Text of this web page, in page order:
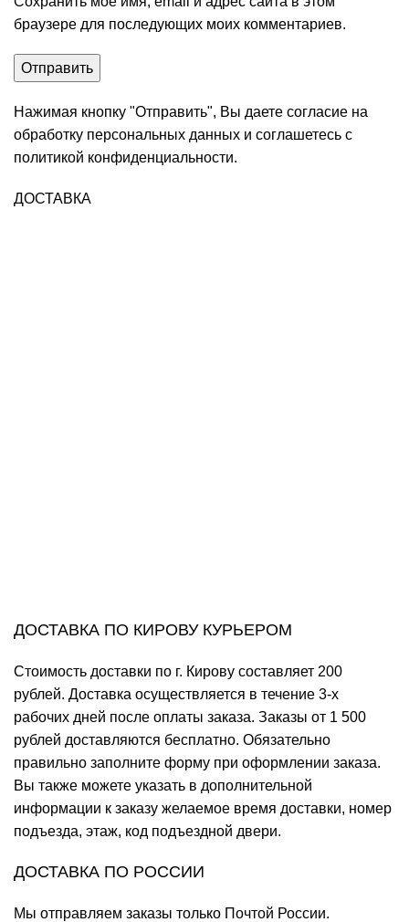
браузере для последующих моих комментариев.
Нажимая кнопку "Отправить", Вы даете согласие на
обработку персональных данных и соглашетесь с
политикой конфиденциальности.
ДОСТАВКА
ДОСТАВКА ПО КИРОВУ КУРЬЕРОМ
Стоимость доставки по г. Кирову составляет 200
рублей. Доставка осуществляется в течение 3-х
рабочих дней после оплаты заказа. Заказы от 1 500
рублей доставляются бесплатно. Обязательно
правильно заполните форму при оформлении заказа.
Вы также можете указать в дополнительной
информации к заказу желаемое время доставки, номер
подъезда, этаж, код подъездной двери.
ДОСТАВКА ПО РОССИИ
Мы отправляем заказы только Почтой России.